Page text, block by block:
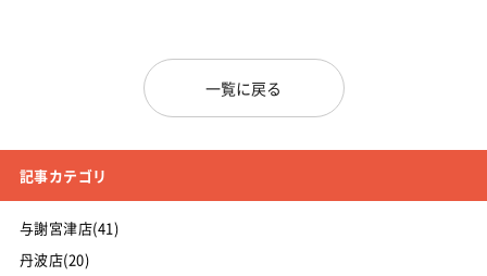
一覧に戻る
記事カテゴリ
与謝宮津店(41)
丹波店(20)